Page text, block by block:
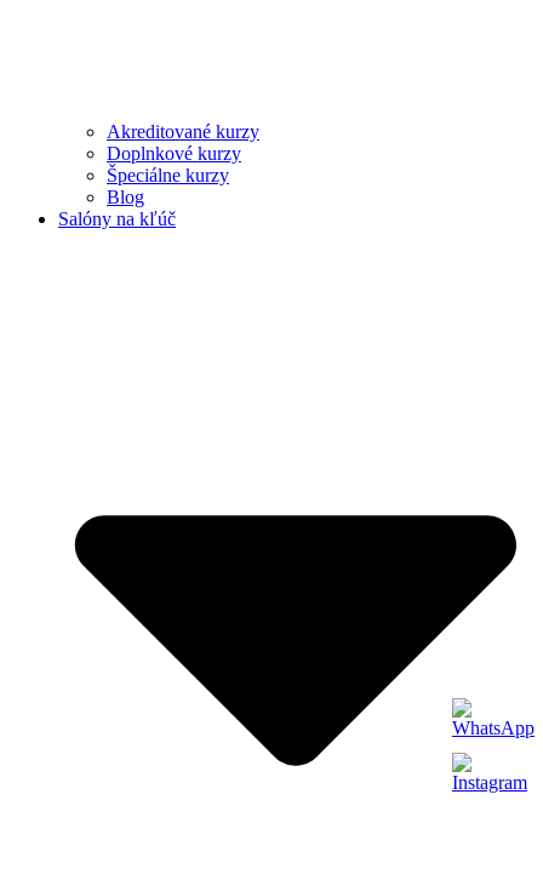
Akreditované kurzy
Doplnkové kurzy
Špeciálne kurzy
Blog
Salóny na kľúč